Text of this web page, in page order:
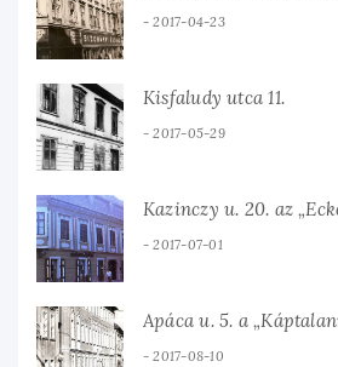
2017-04-23
Kisfaludy utca 11.
2017-05-29
Kazinczy u. 20. az
2017-07-01
Apáca u. 5. a
2017-08-10